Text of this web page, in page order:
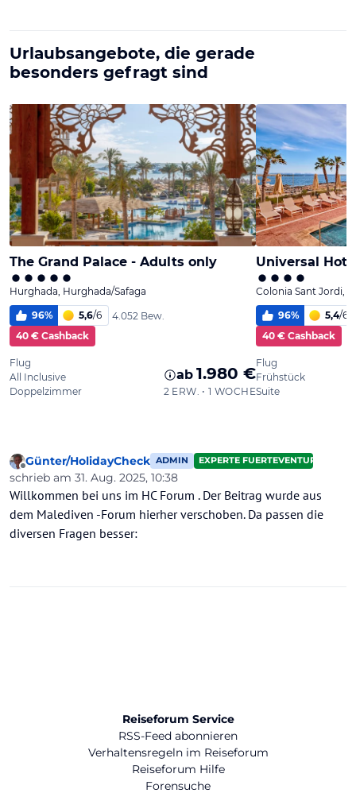
Offline
Günter/HolidayCheck ADMIN EXPERTE FUERTEVENTURA
schrieb am 31. Aug. 2025, 10:38
zuletzt editiert von Günter/HolidayCheck
Willkommen bei uns im HC Forum . Der Beitrag wurde aus
dem Malediven -Forum hierher verschoben. Da passen die
diversen Fragen besser:
Reiseforum Service
RSS-Feed abonnieren
Verhaltensregeln im Reiseforum
Reiseforum Hilfe
Forensuche